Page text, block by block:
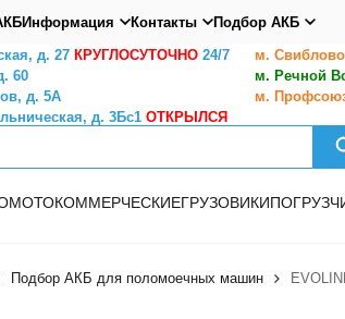
Информация Контакты Подбор АКБ
д. 27 КРУГЛОСУТОЧНО24/7 м. Свиблово
60 м. Речной
д. 5А м.
д. 3Бс1 ОТКРЫЛСЯ
МОТОКОММЕРЧЕСКИЕГРУЗОВИКИ
Подбор АКБ для поломоечных машин